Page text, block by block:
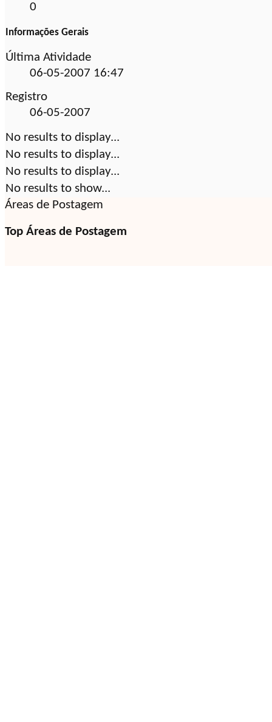
0
Informações Gerais
Última Atividade
06-05-2007 16:47
Registro
06-05-2007
No results to display...
No results to display...
No results to display...
No results to show...
Áreas de Postagem
Top Áreas de Postagem